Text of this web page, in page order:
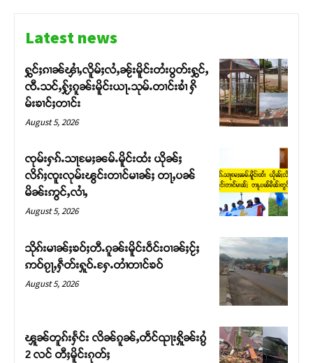
တႃႇႁႂ်ႈသဵင်ၵၢင်ၸႂ်ၵူၼ်းမိူင်း ၵူႈတီႈၵူႈလႅၼ်ပေႃးတေၸွ
တ်ႇ တူဝ်ႈလုမ်ႈၾႃႉၼၼ်ႉ ၶဝ်ႈႁူမ်ႈၵမ်ႉထႅမ် ၸုမ်းၶၢ
ဝ်ႇၽူႈတွႆႇႁွၵ်ႈ လႆႈယူႇၶႃႈဢေႃႈ။
Latest news
ႁွင်ႈၵၢၼ်ၾၢႆႇလိူမ်ႈလႆႇၼႂ်းမိူင်းတႆးပွတ်းႁွင်ႇ
ၸီႉသင်ႇႁႂ်ႈၵူၼ်းမိူင်းယႃႉသုမ်ႉတၢင်းၶၢႆ ႁိ
မ်းၶၢင်ႈတၢင်း
August 5, 2026
ၸုမ်းႁၵ်ႉသႃမႄႈၼမ်ႉမိူင်းထႆး ယိုၼ်ႈ
လိၵ်ႈၸူးလုမ်းၽွင်းတၢင်မၢၼ်ႈ တႃႇပၼ်
မိၼ်းဢွင်ႇလၢႆႇ
August 5, 2026
သိုၵ်းမၢၼ်ႈၶဝ်ႈတီႉၵူၼ်းမိူင်းဝဵင်းဝၢၼ်ႈငႂ်ႈ
ဢဝ်ၵႂႃႇႁဵတ်းႁူဝ်ႉႁႄႉတၢႆတၢင်ၶဝ်
August 5, 2026
ၾူၼ်တူၵ်းႁႅင်း လိၼ်ၵူၼ်ႇတဵင်ၺႃးႁိူၼ်းၵွႆ
2 လင် တီႈမိူင်းၵုတ်ႈ